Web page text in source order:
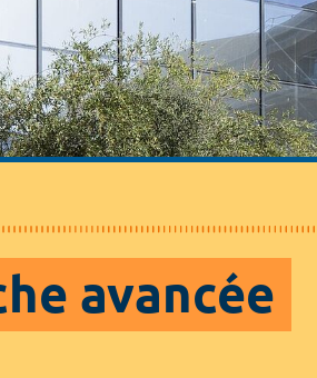
avancée